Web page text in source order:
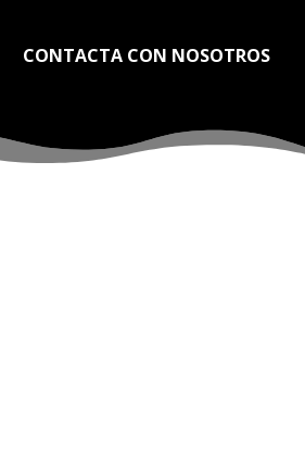
CONTACTA CON NOSOTROS